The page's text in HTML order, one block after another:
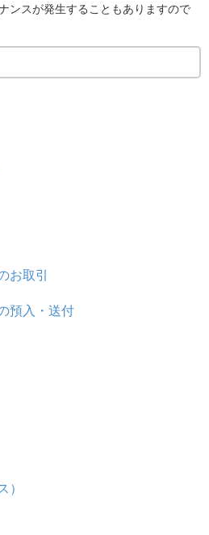
ンスが発生することもありますので
お取引
預入・送付